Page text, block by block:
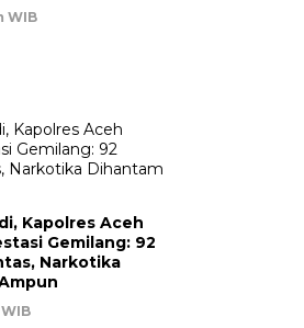
WIB
Kapolres Aceh
Gemilang: 92
Narkotika